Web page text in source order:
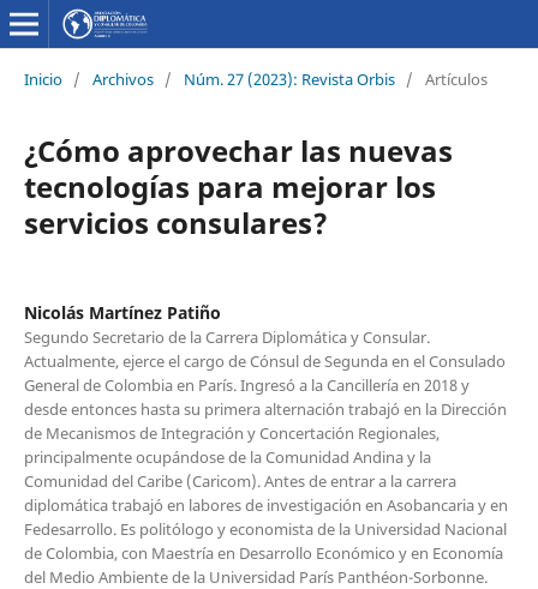
Inicio / Archivos / Núm. 27 (2023): Revista Orbis / Artículos
¿Cómo aprovechar las nuevas
tecnologías para mejorar los
servicios consulares?
Nicolás Martínez Patiño
Segundo Secretario de la Carrera Diplomática y Consular.
Actualmente, ejerce el cargo de Cónsul de Segunda en el Consulado
General de Colombia en París. Ingresó a la Cancillería en 2018 y
desde entonces hasta su primera alternación trabajó en la Dirección
de Mecanismos de Integración y Concertación Regionales,
principalmente ocupándose de la Comunidad Andina y la
Comunidad del Caribe (Caricom). Antes de entrar a la carrera
diplomática trabajó en labores de investigación en Asobancaria y en
Fedesarrollo. Es politólogo y economista de la Universidad Nacional
de Colombia, con Maestría en Desarrollo Económico y en Economía
del Medio Ambiente de la Universidad París Panthéon-Sorbonne.